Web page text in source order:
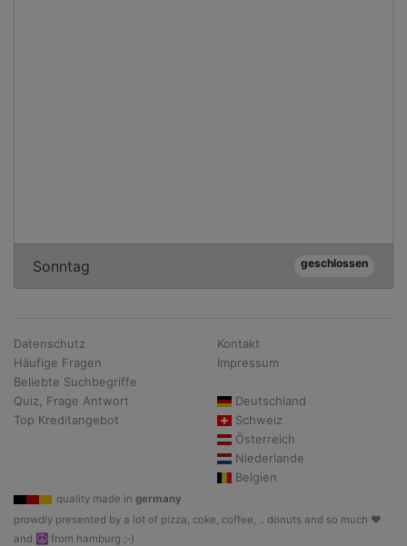
Sonntag geschlossen
Datenschutz
Häufige Fragen
Beliebte Suchbegriffe
Quiz, Frage Antwort
Top Kreditangebot
Kontakt
Impressum
Deutschland
Schweiz
Österreich
Niederlande
Belgien
quality made in germany
prowdly presented by a lot of pizza, coke, coffee, .. donuts and so much ♥
and ☮ from hamburg ;-)